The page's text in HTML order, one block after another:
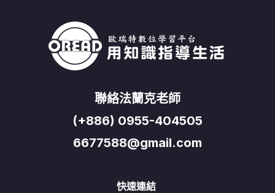
聯絡法蘭克老師
(+886) 0955-404505
6677588@gmail.com
快速連結